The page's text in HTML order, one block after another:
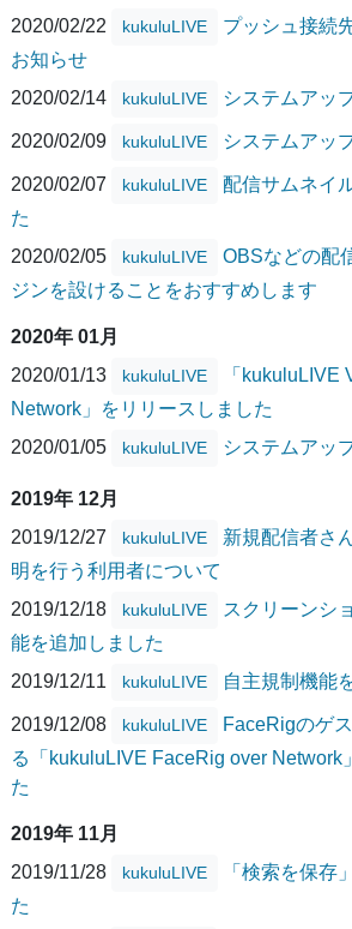
2020/02/22
kukuluLIVE
プッシュ接続
お知らせ
2020/02/14
kukuluLIVE システムアッ
2020/02/09 kukuluLIVE システムアッ
2020/02/07 kukuluLIVE
配信サムネイ
た
2020/02/05
kukuluLIVE
OBSなどの配
ジンを設けることをおすすめします
2020年 01月
2020/01/13
kukuluLIVE
「kukuluLIVE
Network」をリリースしました
2020/01/05
kukuluLIVE システムアッ
2019年 12月
2019/12/27
kukuluLIVE
新規配信者さ
明を行う利用者について
2019/12/18
kukuluLIVE
スクリーンシ
能を追加しました
2019/12/11
kukuluLIVE 自主規制機能
2019/12/08 kukuluLIVE
FaceRigのゲ
る「kukuluLIVE FaceRig over Network
た
2019年 11月
2019/11/28
kukuluLIVE
「検索を保存
た